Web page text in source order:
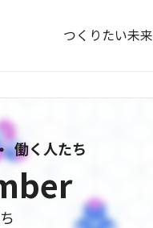
つくりたい未来
働く人たち